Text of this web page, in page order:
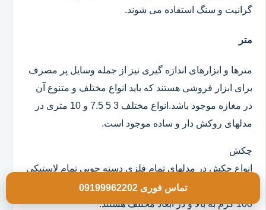
گرانیت و سنگ استفاده می شوند.
متر
مترها و ابزارهای اندازه گیری نیز از جمله وسایل پر مصرف
برای ابزار فروشی هستند که باید انواع مختلف و متنوع آن
در مغازه موجود باشد.انواع مختلف 3 5 7.5 و 10 متری در
مدلهای روکش دار و ساده موجود است.
چکش
انواع چکش در مدلهای تمام فلزی دسته چوبی تمام لاستیکی
و ژله ای موجود است که خود آنها در وزن های مختلف از
100 گرم به بالا و در ابعاد مختلف هستند.
تماس فوری 09199962202